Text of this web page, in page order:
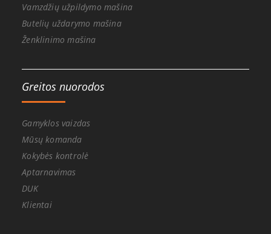
Vamzdžių užpildymo mašina
Butelių uždarymo mašina
Ženklinimo mašina
Greitos nuorodos
Gamyklos vaizdas
Mūsų komanda
Kokybės kontrolė
Aptarnavimas
DUK
Klientai